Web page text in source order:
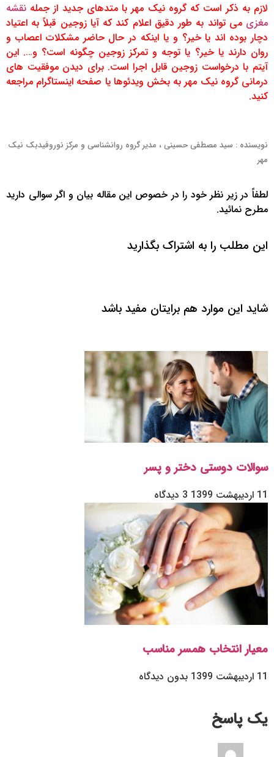
لازم به ذکر است که گروه نیک مهر با متدهای جدید از جمله نقشه
مغزی می تواند به طور دقیق اعلام کند که آیا زوجین قبلاً به اعتیاد
دچار بوده اند یا خیر؟ و یا اینکه در حال حاضر مشکلات اعصاب و
روان دارند یا خیر؟ یا توجه و تمرکز زوجین چگونه است؟ و…. این
آیتم با درخواست زوجین قابل اجرا است. برای دیدن موفقیت های
درمانی گروه نیک مهر به بخش ویدئوها یا صفحه اینستاگرام مراجعه
کنید.
نویسنده : سید مصطفی حسینی ، مدیر گروه روانشناسی و مرکز نوروفیدبک نیک
مهر
لطفاً در زیر نظر خود را در خصوص این مقاله بیان و اگر سوالی دارید
مطرح نمائید.
این مطلب را به اشتراک بگذارید
شاید این موارد هم برایتان مفید باشد
سوالات دوستی دختر و پسر
11 اردیبهشت 1399 3 دیدگاه
معیار انتخاب همسر مناسب
11 اردیبهشت 1399 بدون دیدگاه
یک پاسخ